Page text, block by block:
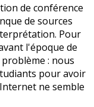
de conférence
de sources
Pour
l'époque de
: nous
pour avoir
ne semble